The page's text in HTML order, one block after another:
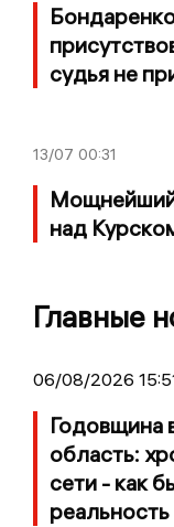
судья не
13/07 00:31
Мощнейший
над
Главные
06/08/2026
Годовщина
область:
сети - как
реальность